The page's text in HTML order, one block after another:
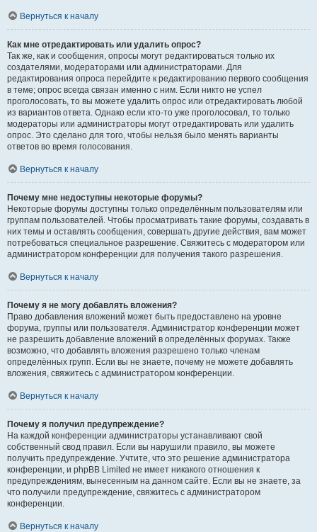
Вернуться к началу
Как мне отредактировать или удалить опрос?
Так же, как и сообщения, опросы могут редактироваться только их
создателями, модераторами или администраторами. Для
редактирования опроса перейдите к редактированию первого сообщения
в теме; опрос всегда связан именно с ним. Если никто не успел
проголосовать, то вы можете удалить опрос или отредактировать любой
из вариантов ответа. Однако если кто-то уже проголосовал, то только
модераторы или администраторы могут отредактировать или удалить
опрос. Это сделано для того, чтобы нельзя было менять варианты
ответов во время голосования.
Вернуться к началу
Почему мне недоступны некоторые форумы?
Некоторые форумы доступны только определённым пользователям или
группам пользователей. Чтобы просматривать такие форумы, создавать в
них темы и оставлять сообщения, совершать другие действия, вам может
потребоваться специальное разрешение. Свяжитесь с модератором или
администратором конференции для получения такого разрешения.
Вернуться к началу
Почему я не могу добавлять вложения?
Право добавления вложений может быть предоставлено на уровне
форума, группы или пользователя. Администратор конференции может
не разрешить добавление вложений в определённых форумах. Также
возможно, что добавлять вложения разрешено только членам
определённых групп. Если вы не знаете, почему не можете добавлять
вложения, свяжитесь с администратором конференции.
Вернуться к началу
Почему я получил предупреждение?
На каждой конференции администраторы устанавливают свой
собственный свод правил. Если вы нарушили правило, вы можете
получить предупреждение. Учтите, что это решение администратора
конференции, и phpBB Limited не имеет никакого отношения к
предупреждениям, вынесенным на данном сайте. Если вы не знаете, за
что получили предупреждение, свяжитесь с администратором
конференции.
Вернуться к началу